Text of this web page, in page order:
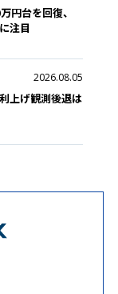
円台を回復、
注目
2026.08.05
上げ観測後退は